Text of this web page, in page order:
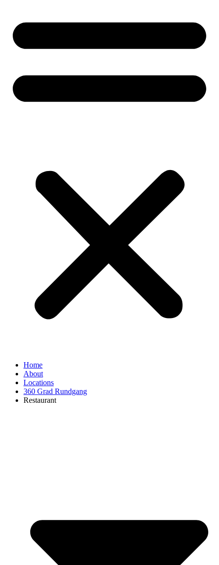
Home
About
Locations
360 Grad Rundgang
Restaurant